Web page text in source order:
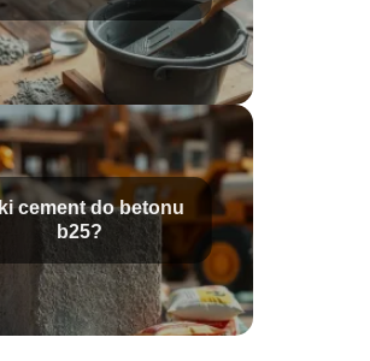
cement do betonu
b25?